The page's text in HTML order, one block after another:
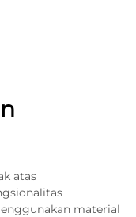
atas
material